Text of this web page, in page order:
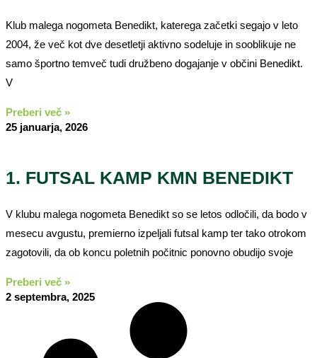
Klub malega nogometa Benedikt, katerega začetki segajo v leto
2004, že več kot dve desetletji aktivno sodeluje in sooblikuje ne
samo športno temveč tudi družbeno dogajanje v občini Benedikt.
V
Preberi več »
25 januarja, 2026
1. FUTSAL KAMP KMN BENEDIKT
V klubu malega nogometa Benedikt so se letos odločili, da bodo v
mesecu avgustu, premierno izpeljali futsal kamp ter tako otrokom
zagotovili, da ob koncu poletnih počitnic ponovno obudijo svoje
Preberi več »
2 septembra, 2025